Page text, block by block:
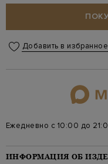
Добавить в избранное
Ежедневно с 10:00 до
ИНФОРМАЦИЯ ОБ